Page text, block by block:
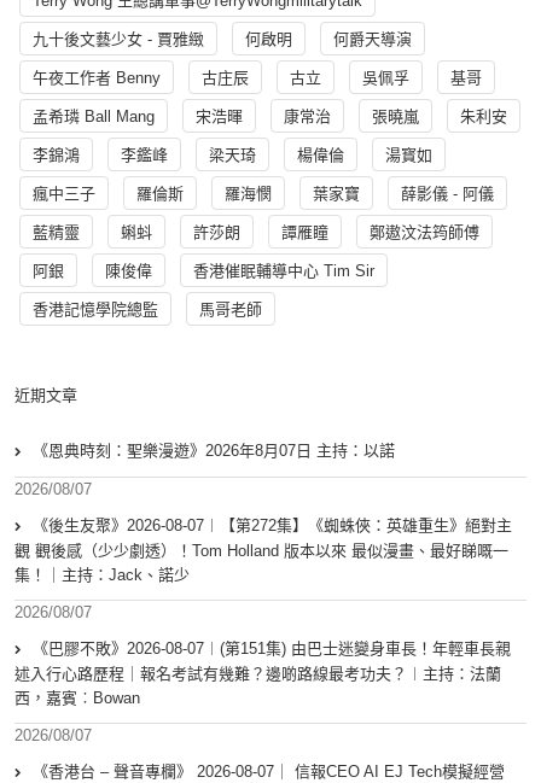
九十後文藝少女 - 賈雅緻 何啟明 何爵天導演
午夜工作者 Benny 古庄辰 古立 吳佩孚 基哥
孟希璘 Ball Mang 宋浩暉 康常治 張曉嵐 朱利安
李錦鴻 李鑑峰 梁天琦 楊偉倫 湯寳如
瘋中三子 羅倫斯 羅海憫 葉家寶 薛影儀 - 阿儀
藍精靈 蝌蚪 許莎朗 譚雁瞳 鄭遨汶法筠師傅
阿銀 陳俊偉 香港催眠輔導中心 Tim Sir
香港記憶學院總監 馬哥老師
近期文章
《恩典時刻：聖樂漫遊》2026年8月07日 主持：以諾
2026/08/07
《後生友聚》2026-08-07︱【第272集】《蜘蛛俠：英雄重生》絕對主
觀 觀後感（少少劇透）！Tom Holland 版本以來 最似漫畫、最好睇嘅一
集！｜主持：Jack、諾少
2026/08/07
《巴膠不敗》2026-08-07︱(第151集) 由巴士迷變身車長！年輕車長親
述入行心路歷程｜報名考試有幾難？邊啲路線最考功夫？︱主持：法蘭
西，嘉賓︰Bowan
2026/08/07
《香港台 – 聲音專欄》 2026-08-07｜ 信報CEO AI EJ Tech模擬經營